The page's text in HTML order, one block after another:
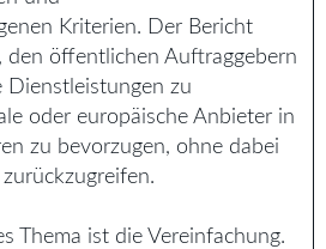
Kriterien. Der Bericht
den öffentlichen Auftraggebern
Dienstleistungen zu
oder europäische Anbieter in
zu bevorzugen, ohne dabei
Thema ist die Vereinfachung.